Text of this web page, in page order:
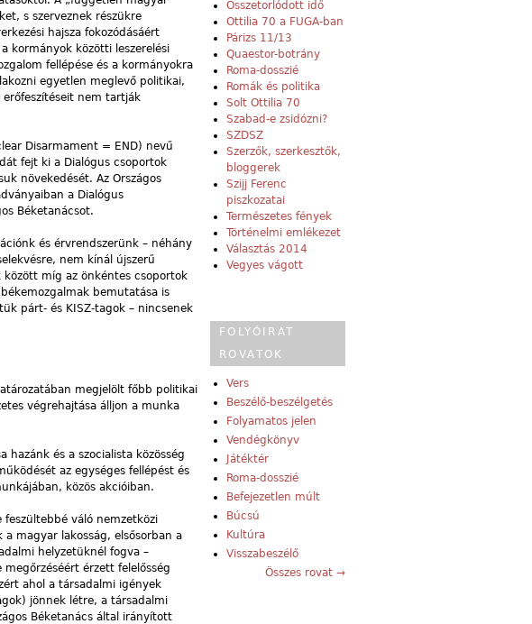
s szerveznek részükre
hajsza fokozódásáért
kormányok közötti leszerelési
fellépése és a kormányokra
egyetlen meglevő politikai,
nem tartják
Disarmament = END) nevű
fejt ki a Dialógus csoportok
növekedését. Az Országos
a Dialógus
Béketanácsot.
és érvrendszerünk – néhány
nem kínál újszerű
míg az önkéntes csoportok
bemutatása is
párt- és KISZ-tagok – nincsenek
megjelölt főbb politikai
végrehajtása álljon a munka
és a szocialista közösség
az egységes fellépést és
közös akcióiban.
váló nemzetközi
magyar lakosság, elsősorban a
helyzetüknél fogva –
érzett felelősség
ahol a társadalmi igények
jönnek létre, a társadalmi
Béketanács által irányított
Összetorlódott idő
Ottilia 70 a FUGA-ban
Párizs 11/13
Quaestor-botrány
Roma-dosszié
Romák és politika
Solt Ottilia 70
Szabad-e zsidózni?
SZDSZ
Szerzők, szerkesztők,
bloggerek
Szijj Ferenc
piszkozatai
Természetes fények
Történelmi emlékezet
Választás 2014
Vegyes vágott
FOLYÓIRAT
ROVATOK
Vers
Beszélő-beszélgetés
Folyamatos jelen
Vendégkönyv
Játéktér
Roma-dosszié
Befejezetlen múlt
Búcsú
Kultúra
Visszabeszélő
Összes rovat →